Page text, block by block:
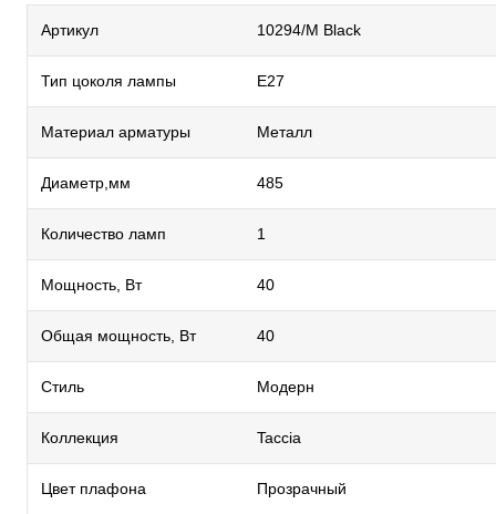
Артикул 10294/M Black
Тип цоколя лампы E27
Материал арматуры Металл
Диаметр,мм 485
Количество ламп 1
Мощность, Вт 40
Общая мощность, Вт 40
Стиль Модерн
Коллекция Taccia
Цвет плафона Прозрачный